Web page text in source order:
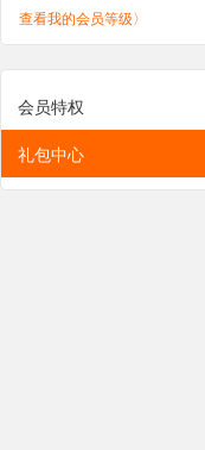
查看我的会员等级〉
会员特权
礼包中心